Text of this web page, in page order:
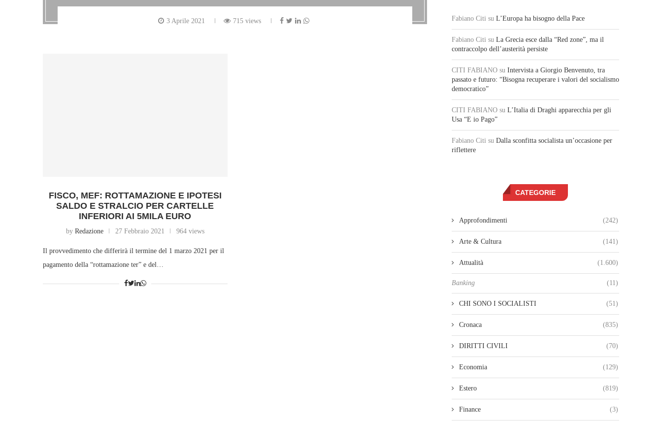
3 Aprile 2021 715 views
FISCO, MEF: ROTTAMAZIONE E IPOTESI
SALDO E STRALCIO PER CARTELLE
INFERIORI AI 5MILA EURO
by Redazione 27 Febbraio 2021 964 views
Il provvedimento che differirà il termine del 1 marzo 2021 per il
pagamento della “rottamazione ter” e del…
Fabiano Citi su L’Europa ha bisogno della Pace
Fabiano Citi su La Grecia esce dalla “Red zone”, ma il
contraccolpo dell’austerità persiste
CITI FABIANO su Intervista a Giorgio Benvenuto, tra
passato e futuro: “Bisogna recuperare i valori del socialismo
democratico”
CITI FABIANO su L’Italia di Draghi apparecchia per gli
Usa “E io Pago”
Fabiano Citi su Dalla sconfitta socialista un’occasione per
riflettere
CATEGORIE
Approfondimenti (242)
Arte & Cultura (141)
Attualità (1.600)
Banking (11)
CHI SONO I SOCIALISTI (51)
Cronaca (835)
DIRITTI CIVILI (70)
Economia (129)
Estero (819)
Finance (3)